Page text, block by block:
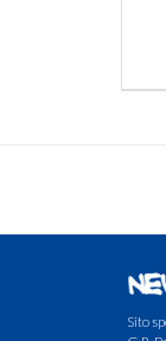
Sito